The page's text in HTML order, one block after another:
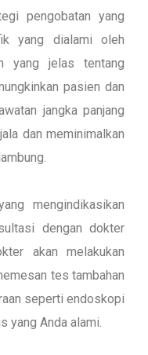
pengobatan yang
yang dialami oleh
yang jelas tentang
pasien dan
jangka panjang
dan meminimalkan
mengindikasikan
dengan dokter
akan melakukan
tes tambahan
seperti endoskopi
yang Anda alami.